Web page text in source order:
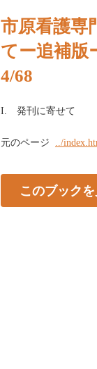
市原看護専
てー追補版
4/68
I. 発刊に寄せて
元のページ ../
このブック